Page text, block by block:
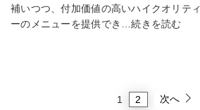
補いつつ、付加価値の高いハイクオリティ
ーのメニューを提供でき…続きを読む
1 2 次へ